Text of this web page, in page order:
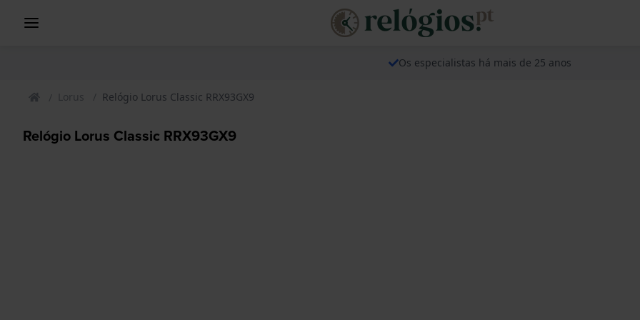
Os especialistas há mais de 25 anos
Lorus Relógio Lorus Classic RRX93GX9
Relógio Lorus Classic RRX93GX9